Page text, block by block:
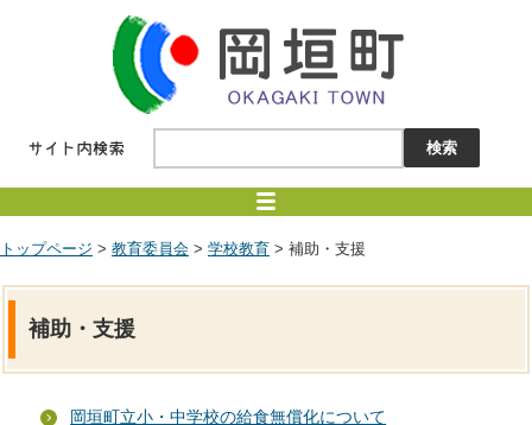
トップページ > 教育委員会 > 学校教育 > 補助・支援
補助・支援
岡垣町立小・中学校の給食無償化について